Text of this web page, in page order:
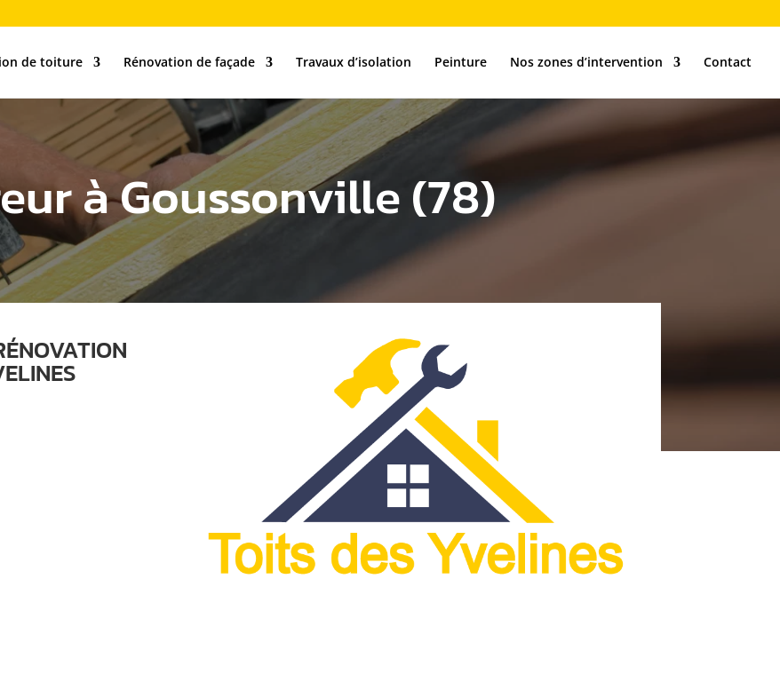
de toiture Rénovation de façade Travaux d’isolation Peinture Nos zones d’intervention Contact
à Goussonville (78)